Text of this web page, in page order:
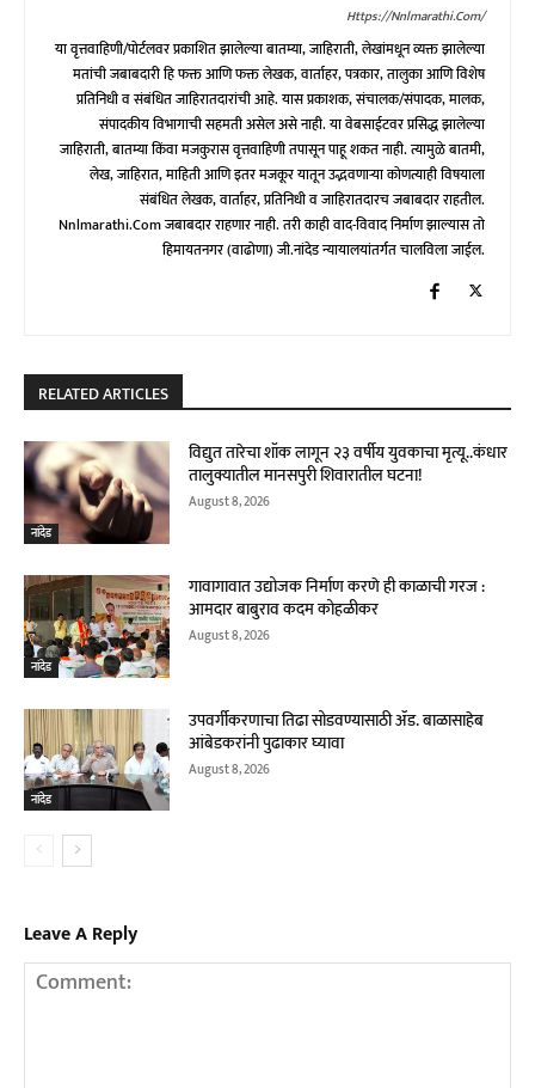
Https://nnlmarathi.com/
या वृत्तवाहिणी/पोर्टलवर प्रकाशित झालेल्या बातम्या, जाहिराती, लेखांमधून व्यक्त झालेल्या
मतांची जबाबदारी हि फक्त आणि फक्त लेखक, वार्ताहर, पत्रकार, तालुका आणि विशेष
प्रतिनिधी व संबंधित जाहिरातदारांची आहे. यास प्रकाशक, संचालक/संपादक, मालक,
संपादकीय विभागाची सहमती असेल असे नाही. या वेबसाईटवर प्रसिद्ध झालेल्या
जाहिराती, बातम्या किंवा मजकुरास वृत्तवाहिणी तपासून पाहू शकत नाही. त्यामुळे बातमी,
लेख, जाहिरात, माहिती आणि इतर मजकूर यातून उद्भवणाऱ्या कोणत्याही विषयाला
संबंधित लेखक, वार्ताहर, प्रतिनिधी व जाहिरातदारच जबाबदार राहतील.
Nnlmarathi.com जबाबदार राहणार नाही. तरी काही वाद-विवाद निर्माण झाल्यास तो
हिमायतनगर (वाढोणा) जी.नांदेड न्यायालयांतर्गत चालविला जाईल.
RELATED ARTICLES
नांदेड
विद्युत तारेचा शॉक लागून २३ वर्षीय युवकाचा मृत्यू..कंधार
तालुक्यातील मानसपुरी शिवारातील घटना!
August 8, 2026
नांदेड
गावागावात उद्योजक निर्माण करणे ही काळाची गरज :
आमदार बाबुराव कदम कोहळीकर
August 8, 2026
नांदेड
उपवर्गीकरणाचा तिढा सोडवण्यासाठी ॲड. बाळासाहेब
आंबेडकरांनी पुढाकार घ्यावा
August 8, 2026
Leave A Reply